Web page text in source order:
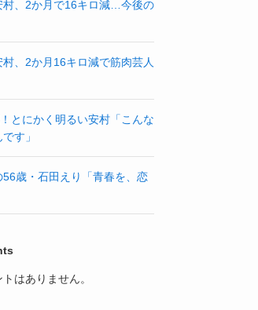
村、2か月で16キロ減…今後の
、2か月16キロ減で筋肉芸人
とにかく明るい安村「こんな
す」
56歳・石田えり「青春を、恋
はありません。